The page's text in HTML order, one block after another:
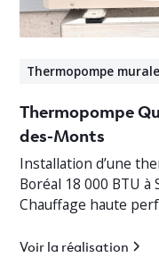
Thermopompe murale
Thermopompe
des-Monts
Installation d’une
Boréal 18 000 BTU
Chauffage haute
Voir la réalisation